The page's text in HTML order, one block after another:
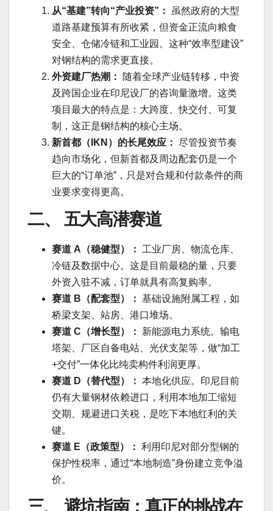
从“基建”转向“产业投资”：
虽然政府的大型
道路基建预算有所收紧，但资金正流向粮食
安全、仓储冷链和工业园。这种“效率型建设”
对钢结构的需求更直接。
外资建厂热潮：
随着全球产业链转移，中资
及跨国企业在印尼设厂的咨询量激增。这类
项目最大的特点是：大跨度、快交付、可复
制，这正是钢结构的核心主场。
新首都（IKN）的长尾效应： 尽管投资节奏
趋向市场化，但新首都及周边配套仍是一个
巨大的“订单池”，只是对合规和付款条件的商
业要求变得更高。
二、 五大高潜赛道
赛道 A（稳健型）：
工业厂房、物流仓库、
冷链及数据中心。这是目前最稳的量，只要
外资入驻不减，订单就具有高复购率。
赛道 B（配套型）： 基础设施附属工程，如
桥梁支架、站房、港口堆场。
赛道 C（增长型）：
新能源电力系统。输电
塔架、厂区自备电站、光伏支架等，做“加工
+交付”一体化比纯卖构件利润更厚。
赛道 D（替代型）： 本地化供应。印尼目前
仍有大量钢材依赖进口，利用本地加工缩短
交期、规避进口关税，是吃下本地红利的关
键。
赛道 E（政策型）： 利用印尼对部分型钢的
保护性税率，通过“本地制造”身份建立竞争溢
价。
三、 避坑指南：真正的挑战在